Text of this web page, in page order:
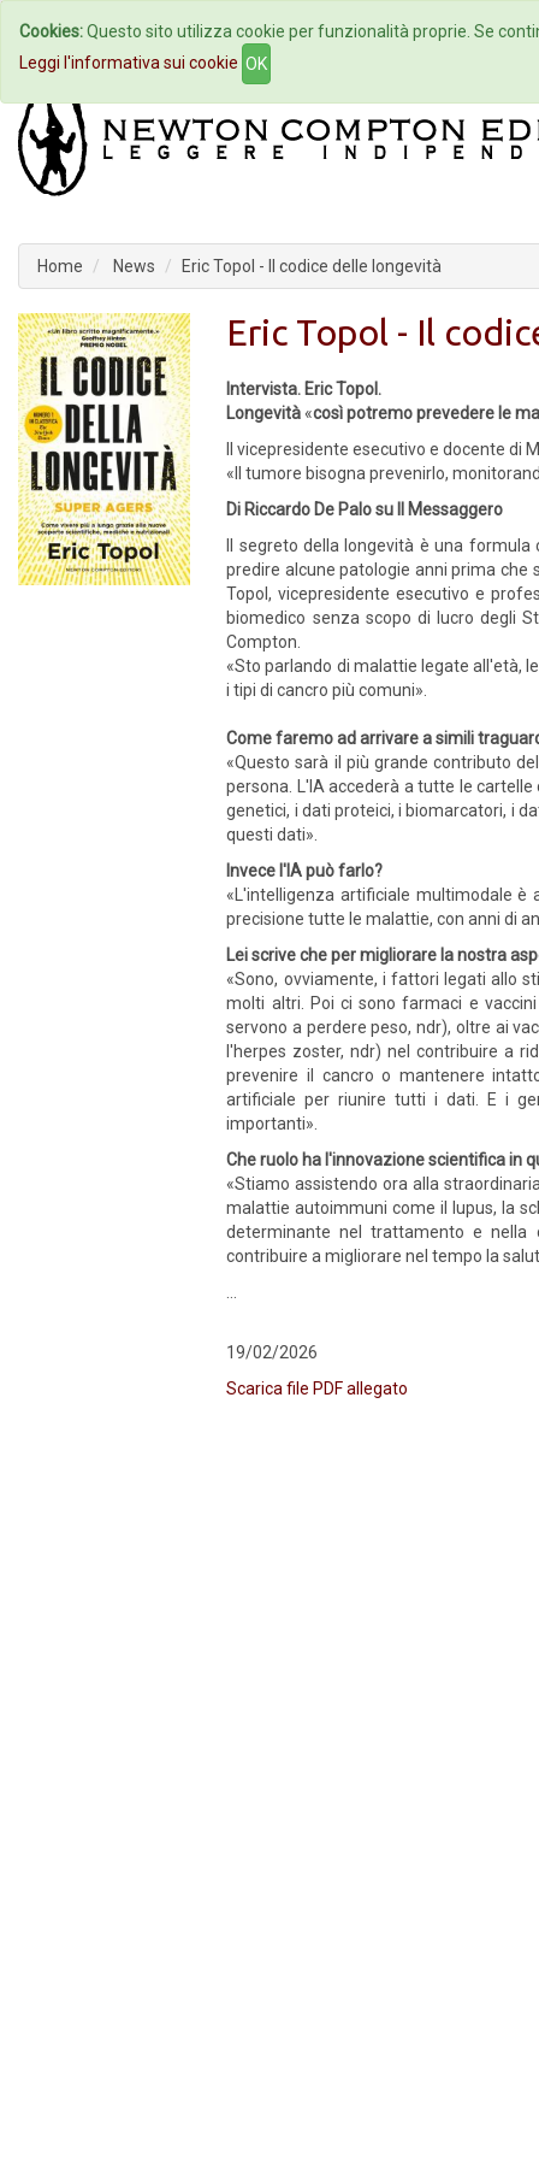
Home Autori Eventi
Home News Eric Topol - Il codice delle longevità
Eric Topol - Il
Intervista. Eric Topol.
Longevità «così potremo prevedere le
Il vicepresidente esecutivo e docente di
«Il tumore bisogna prevenirlo,
Di Riccardo De Palo su Il Messaggero
Il segreto della longevità è una
predire alcune patologie anni prima
Topol, vicepresidente esecutivo e
biomedico senza scopo di lucro degli
Compton.
«Sto parlando di malattie legate all'età,
i tipi di cancro più comuni».
Come faremo ad arrivare a simili
«Questo sarà il più grande contributo
persona. L'IA accederà a tutte le
genetici, i dati proteici, i biomarcatori, i
questi dati».
Invece l'IA può farlo?
«L'intelligenza artificiale multimodale
precisione tutte le malattie, con anni di
Lei scrive che per migliorare la nostra
«Sono, ovviamente, i fattori legati allo
molti altri. Poi ci sono farmaci e
servono a perdere peso, ndr), oltre ai
l'herpes zoster, ndr) nel contribuire a
prevenire il cancro o mantenere
artificiale per riunire tutti i dati. E i
importanti».
Che ruolo ha l'innovazione scientifica in
«Stiamo assistendo ora alla
malattie autoimmuni come il lupus, la
determinante nel trattamento e nella
contribuire a migliorare nel tempo la
19/02/2026
Scarica file PDF allegato
Cookies:Questo sito utilizza cookie per funzionalità proprie. Se
Leggi l'informativa sui cookie OK